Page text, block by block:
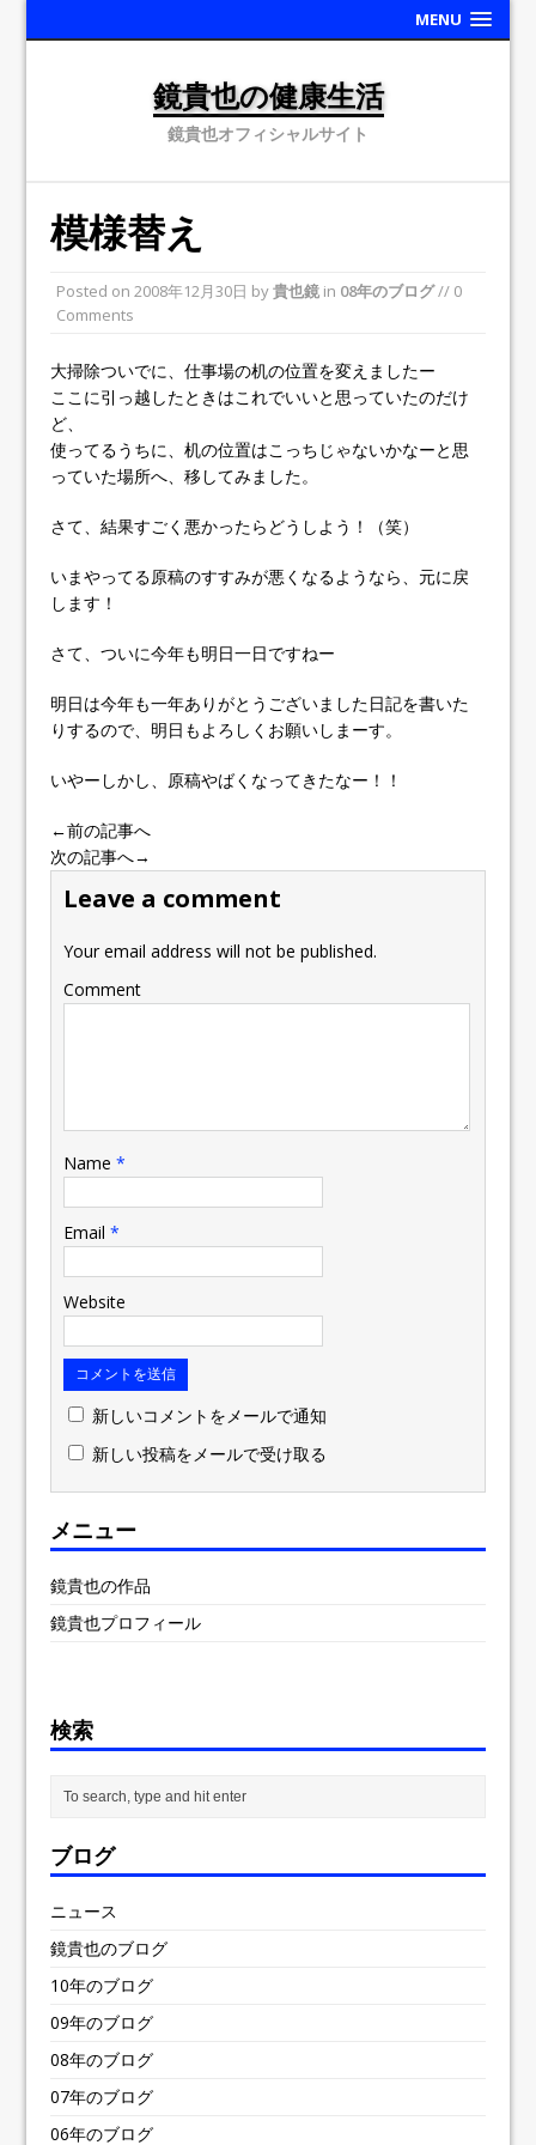
MENU
鏡貴也の健康生活
鏡貴也オフィシャルサイト
模様替え
Posted on2008年12月30日 by貴也鏡 in 08年のブログ// 0
Comments
大掃除ついでに、仕事場の机の位置を変えましたー
ここに引っ越したときはこれでいいと思っていたのだけ
ど、
使ってるうちに、机の位置はこっちじゃないかなーと思
っていた場所へ、移してみました。
さて、結果すごく悪かったらどうしよう！（笑）
いまやってる原稿のすすみが悪くなるようなら、元に戻
します！
さて、ついに今年も明日一日ですねー
明日は今年も一年ありがとうございました日記を書いた
りするので、明日もよろしくお願いしまーす。
いやーしかし、原稿やばくなってきたなー！！
←前の記事へ
次の記事へ→
Leave a comment
Your email address will not be published.
Comment
Name*
Email*
Website
新しいコメントをメールで通知
新しい投稿をメールで受け取る
メニュー
鏡貴也の作品
鏡貴也プロフィール
検索
ブログ
ニュース
鏡貴也のブログ
10年のブログ
09年のブログ
08年のブログ
07年のブログ
06年のブログ